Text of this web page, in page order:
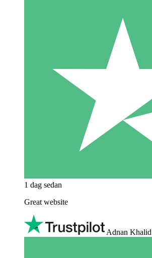
1 dag sedan
Great website
Adnan Khalid